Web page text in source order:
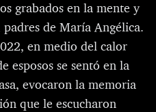
grabados en la mente y
de María Angélica.
en medio del calor
esposos se sentó en la
evocaron la memoria
que le escucharon